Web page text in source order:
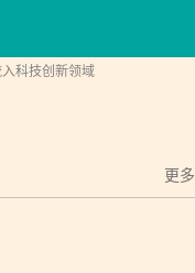
科技创新领域
更多